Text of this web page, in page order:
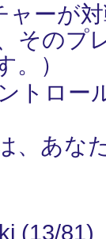
ャーが
そのプ
。）
トロー
、あな
(13/81)